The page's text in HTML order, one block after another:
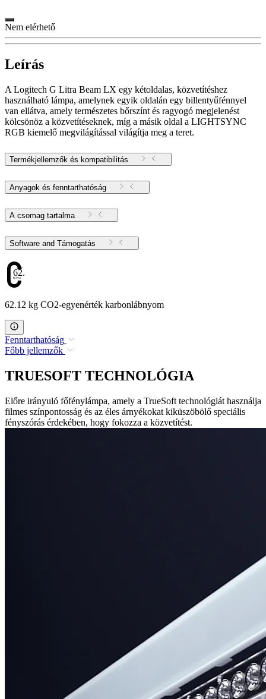
Nem elérhető
Leírás
A Logitech G Litra Beam LX egy kétoldalas, közvetítéshez
használható lámpa, amelynek egyik oldalán egy billentyűfénnyel
van ellátva, amely természetes bőrszínt és ragyogó megjelenést
kölcsönöz a közvetítéseknek, míg a másik oldal a LIGHTSYNC
RGB kiemelő megvilágítással világítja meg a teret.
Termékjellemzők és kompatibilitás
Anyagok és fenntarthatóság
A csomag tartalma
Software and Támogatás
62.12
62.12 kg CO2-egyenérték karbonlábnyom
Fenntarthatóság
Főbb jellemzők
TRUESOFT TECHNOLÓGIA
Előre irányuló főfénylámpa, amely a TrueSoft technológiát használja
filmes színpontosság és az éles árnyékokat kiküszöbölő speciális
fényszórás érdekében, hogy fokozza a közvetítést.